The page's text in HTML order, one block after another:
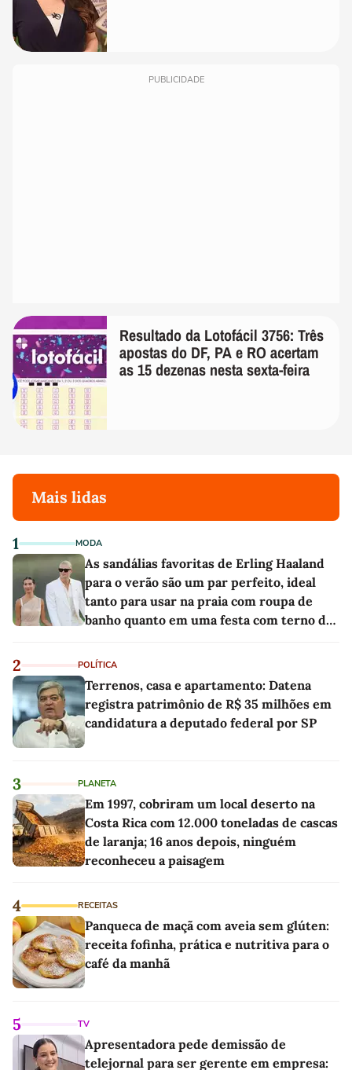
PUBLICIDADE
Resultado da Lotofácil 3756: Três
apostas do DF, PA e RO acertam
as 15 dezenas nesta sexta-feira
Mais lidas
1 MODA
As sandálias favoritas de Erling Haaland
para o verão são um par perfeito, ideal
tanto para usar na praia com roupa de
banho quanto em uma festa com terno de
2 POLÍTICA
Terrenos, casa e apartamento: Datena
registra patrimônio de R$ 35 milhões em
candidatura a deputado federal por SP
3 PLANETA
Em 1997, cobriram um local deserto na
Costa Rica com 12.000 toneladas de cascas
de laranja; 16 anos depois, ninguém
reconheceu a paisagem
4 RECEITAS
Panqueca de maçã com aveia sem glúten:
receita fofinha, prática e nutritiva para o
café da manhã
5 TV
Apresentadora pede demissão de
telejornal para ser gerente em empresa: